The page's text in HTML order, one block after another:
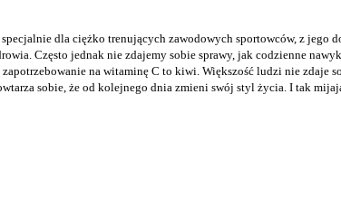
dla ciężko trenujących zawodowych sportowców, z jego
Często jednak nie zdajemy sobie sprawy, jak codzienne
na witaminę C to kiwi. Większość ludzi nie zdaje
sobie, że od kolejnego dnia zmieni swój styl życia. I tak